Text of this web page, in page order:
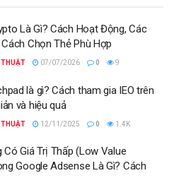
Là Gì? Cách Hoạt Động, Các
Chọn Thẻ Phù Hợp
THUẬT 07/07/2026 0 9
là gì? Cách tham gia IEO trên
và hiệu quả
THUẬT 12/11/2025 0 1.4K
Có Giá Trị Thấp (Low Value
Google Adsense Là Gì? Cách